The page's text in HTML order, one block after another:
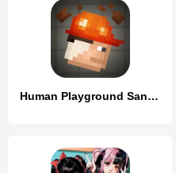
Human Playground Sandbox